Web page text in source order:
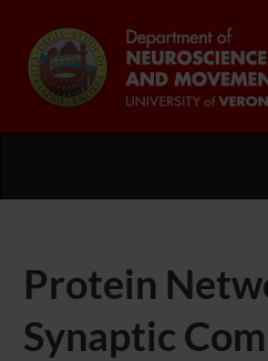
Protein
Synaptic